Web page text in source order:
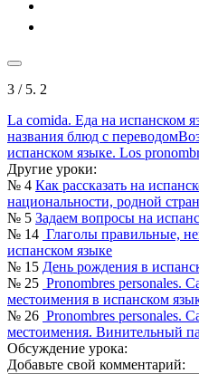
3 / 5. 2
La comida. Еда на испанском
названия блюд с переводом
испанском языке. Los
Другие уроки:
№ 4 Как рассказать на
национальности, родной
№ 5 Задаем вопросы на
№ 14 Глаголы правильные,
испанском языке
№ 15 День рождения в
№ 25 Pronombres personales.
местоимения в испанском
№ 26 Pronombres personales.
местоимения. Винительный
Обсуждение урока:
Добавьте свой комментарий: